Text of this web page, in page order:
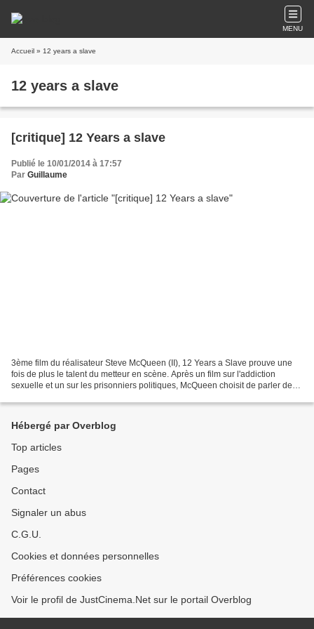
MENU
Accueil » 12 years a slave
12 years a slave
[critique] 12 Years a slave
Publié le 10/01/2014 à 17:57
Par Guillaume
3ème film du réalisateur Steve McQueen (II), 12 Years a Slave prouve une
fois de plus le talent du metteur en scène. Après un film sur l'addiction
sexuelle et un sur les prisonniers politiques, McQueen choisit de parler de
Hébergé par Overblog
Top articles
Pages
Contact
Signaler un abus
C.G.U.
Cookies et données personnelles
Préférences cookies
Voir le profil de JustCinema.Net sur le portail Overblog